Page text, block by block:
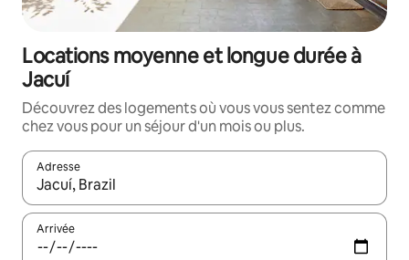
Locations moyenne et longue durée à
Jacuí
Découvrez des logements où vous vous sentez comme
chez vous pour un séjour d'un mois ou plus.
Adresse
Lorsque les résultats s'affichent, utilisez les flèches vers le
Arrivée